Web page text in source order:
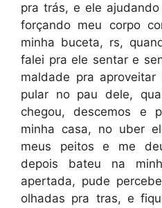
pra trás, e ele
forçando meu corpo
minha buceta, rs,
falei pra ele sentar e
maldade pra
pular no pau dele,
chegou, descemos e
minha casa, no uber
meus peitos e me
depois bateu na
apertada, pude
olhadas pra tras, e